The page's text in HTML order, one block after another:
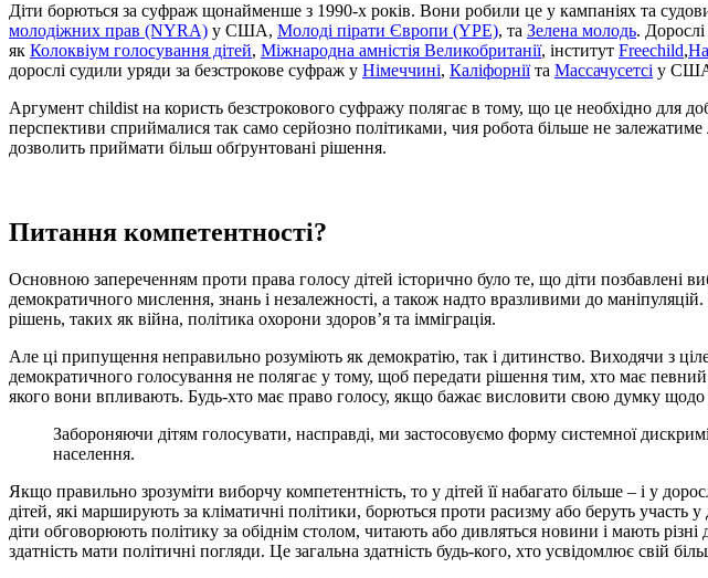
Діти борються за суфраж щонайменше з 1990-х років. Вони робили це у кампаніях та
молодіжних прав (NYRA) у США, Молоді пірати Європи (YPE), та Зелена молодь.
як Колоквіум голосування дітей, Міжнародна амністія Великобританії, інститут Freechild,
дорослі судили уряди за безстрокове суфраж у Німеччині, Каліфорніїта Массачусетсі у
Аргумент childist на користь безстрокового суфражу полягає в тому, що це необхідно для
перспективи сприймалися так само серйозно політиками, чия робота більше не
дозволить приймати більш обґрунтовані рішення.
Питання компетентності?
Основною запереченням проти права голосу дітей історично було те, що діти позбавлені
демократичного мислення, знань і незалежності, а також надто вразливими до
рішень, таких як війна, політика охорони здоров’я та імміграція.
Але ці припущення неправильно розуміють як демократію, так і дитинство. Виходячи з
демократичного голосування не полягає у тому, щоб передати рішення тим, хто має
якого вони впливають. Будь-хто має право голосу, якщо бажає висловити свою думку щодо
Забороняючи дітям голосувати, насправді, ми застосовуємо форму системної
населення.
Якщо правильно зрозуміти виборчу компетентність, то у дітей її набагато більше – і у
дітей, які марширують за кліматичні політики, борються проти расизму або беруть участь
діти обговорюють політику за обіднім столом, читають або дивляться новини і мають
здатність мати політичні погляди. Це загальна здатність будь-кого, хто усвідомлює свій